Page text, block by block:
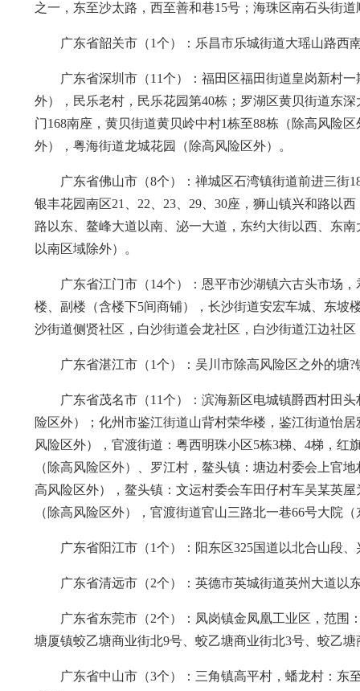
之一，东至沙太路，西至善和巷15号；海珠区南石头街
广东省韶关市（1个）：乐昌市乐城街道大瑶山路西
广东省深圳市（11个）：福田区福田街道皇岗新村
外），民乐老村，民乐花园第40栋；罗湖区黄贝街道东
门168南座，黄贝街道黄贝岭中村1栋至88栋（除高风险
外），粤海街道龙城花园（除高风险区外）。
广东省佛山市（8个）：禅城区石湾镇街道前进三街
银丰花园南区21、22、23、29、30座，狮山镇兴和路以
路以东、鳌峰大道以南、泌一大道，东约大街以西、东
以南区域除外）。
广东省江门市（14个）：恩平市沙湖镇六古头市场
楼、副楼（含楼下5间商铺），长沙街道安宏车城、东坡
沙街道侧贤社区，白沙街道会龙社区，白沙街道江边社
广东省湛江市（1个）：吴川市除高风险区之外的塘
广东省茂名市（11个）：滨海新区电城镇爵西村田
险区外）；化州市鉴江街道山背村荣华楼，鉴江街道怡
风险区外），官渡街道：粤西明珠小区5栋3梯、4梯，
（除高风险区外）、罗江村，鳌头镇：塘边村委会上官
高风险区外），鳌头镇：文运村委会车田仔村车吴某英
（除高风险区外），官渡街道官山三路北一巷66号大院
广东省阳江市（1个）：阳东区325国道以北合山段
广东省清远市（2个）：英德市英城街道英州大道以
广东省东莞市（2个）：凤岗镇金凤凰工业区，范围
塘厦镇蛟乙塘商业街北9号、蛟乙塘商业街北3号、蛟乙塘
广东省中山市（3个）：三角镇高平村，蟠龙村：